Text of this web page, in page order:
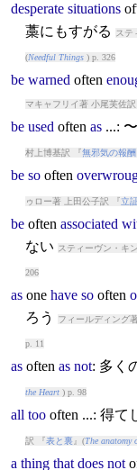
desperate situations
藁にもすがる
ステ
(Needful Things) p. 326
be warned often
マキャフリイ著 小尾芙佐訳
be used often as...:
村上博基訳 『無邪気の報酬
be so often
ゥロー著 上田公子訳 『 立
be often associated
ない スティーヴン・キ
206
asone have so often
ろう
フィールディング
p. 11
as often as not: 多く
the Heart) p. 98
all too often...: 得て
訳 『表と裏』(The anatomy
a thing that does not